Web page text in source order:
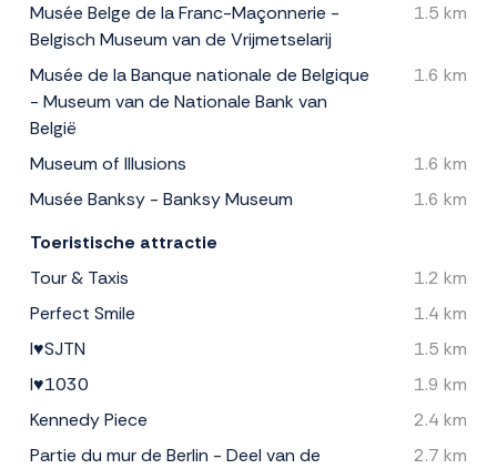
Musée Belge de la Franc-Maçonnerie -
Belgisch Museum van de Vrijmetselarij
1.5 km
Musée de la Banque nationale de Belgique
- Museum van de Nationale Bank van
België
1.6 km
Museum of Illusions
1.6 km
Musée Banksy - Banksy Museum
1.6 km
Toeristische attractie
Tour & Taxis
1.2 km
Perfect Smile
1.4 km
I♥SJTN
1.5 km
I♥1030
1.9 km
Kennedy Piece
2.4 km
Partie du mur de Berlin - Deel van de
2.7 km